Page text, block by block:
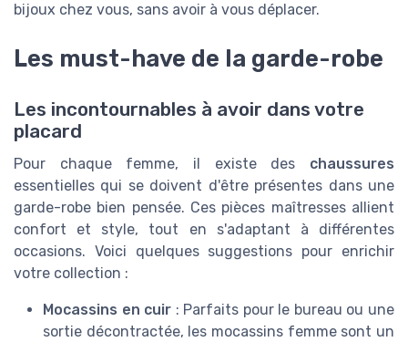
bijoux chez vous, sans avoir à vous déplacer.
Les must-have de la garde-robe
Les incontournables à avoir dans votre
placard
Pour chaque femme, il existe des chaussures
essentielles qui se doivent d'être présentes dans une
garde-robe bien pensée. Ces pièces maîtresses allient
confort et style, tout en s'adaptant à différentes
occasions. Voici quelques suggestions pour enrichir
votre collection :
Mocassins en cuir : Parfaits pour le bureau ou une
sortie décontractée, les mocassins femme sont un